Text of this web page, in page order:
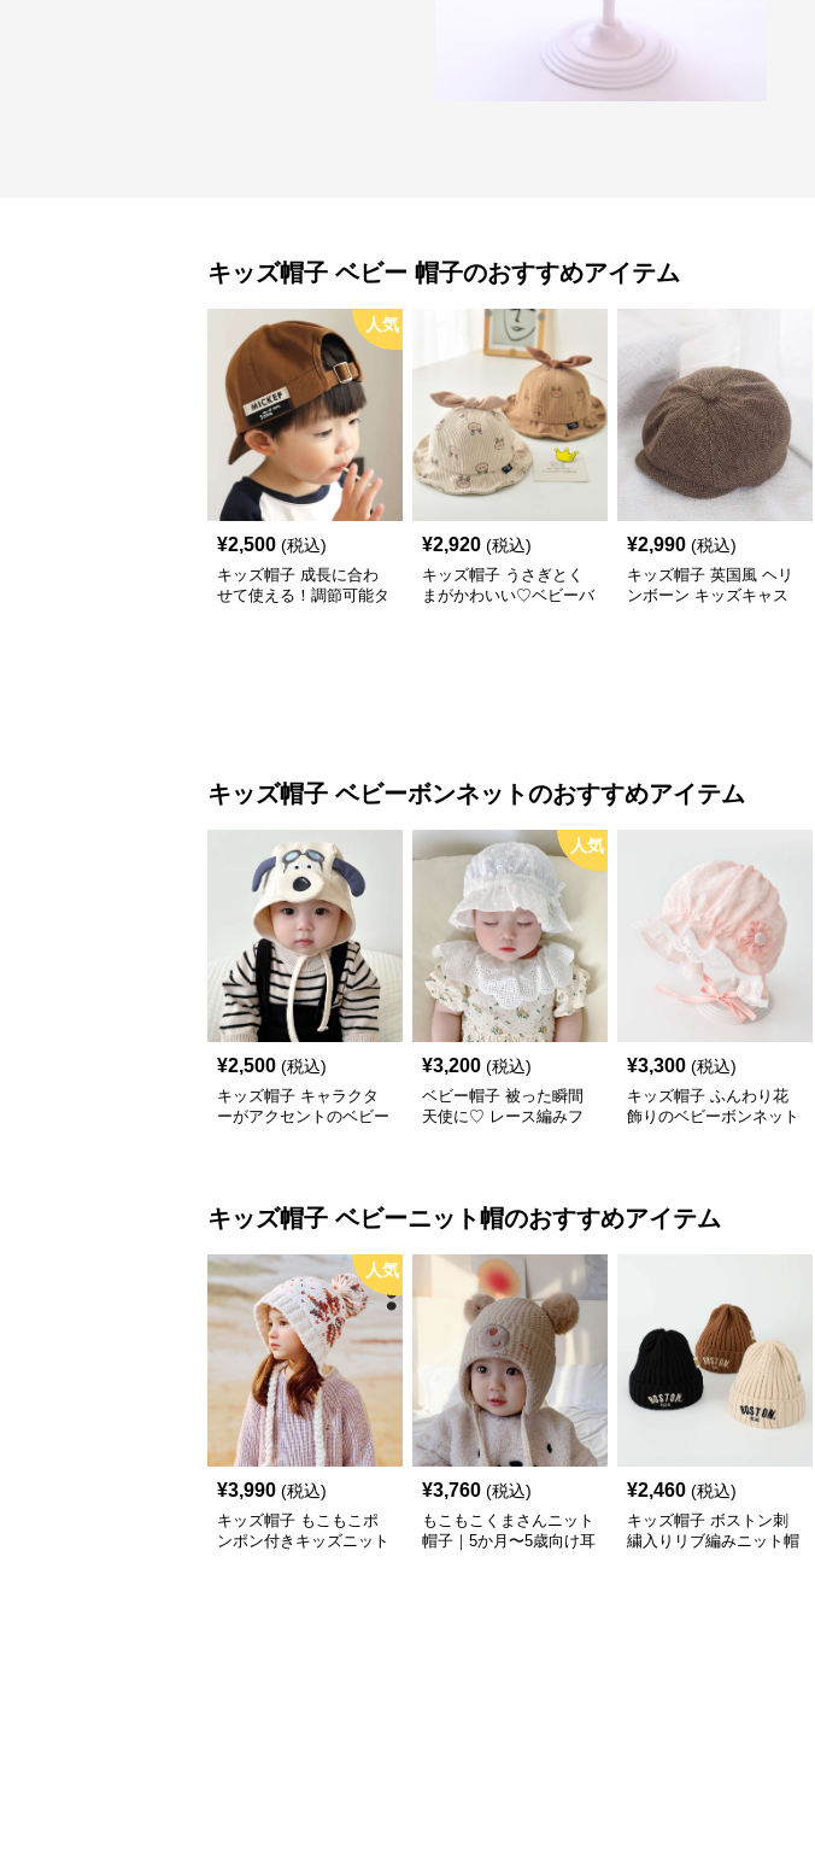
キッズ帽子 ベビー 帽子のおすすめアイテム
人気
¥2,500 (税込)
キッズ帽子 成長に合わ
せて使える！調節可能タ
¥2,920 (税込)
キッズ帽子 うさぎとく
まがかわいい♡ベビーバ
¥2,990 (税込)
キッズ帽子 英国風 ヘリ
ンボーン キッズキャス
キッズ帽子 ベビーボンネットのおすすめアイテム
¥2,500 (税込)
キッズ帽子 キャラクタ
ーがアクセントのベビー
人気
¥3,200 (税込)
ベビー帽子 被った瞬間
天使に♡ レース編みフ
¥3,300 (税込)
キッズ帽子 ふんわり花
飾りのベビーボンネット
キッズ帽子 ベビーニット帽のおすすめアイテム
人気
¥3,990 (税込)
キッズ帽子 もこもこポ
ンポン付きキッズニット
¥3,760 (税込)
もこもこくまさんニット
帽子｜5か月〜5歳向け耳
¥2,460 (税込)
キッズ帽子 ボストン刺
繍入りリブ編みニット帽